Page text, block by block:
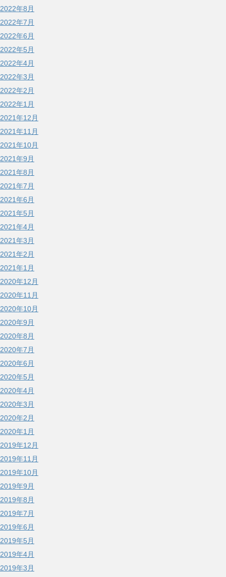
2022年8月
2022年7月
2022年6月
2022年5月
2022年4月
2022年3月
2022年2月
2022年1月
2021年12月
2021年11月
2021年10月
2021年9月
2021年8月
2021年7月
2021年6月
2021年5月
2021年4月
2021年3月
2021年2月
2021年1月
2020年12月
2020年11月
2020年10月
2020年9月
2020年8月
2020年7月
2020年6月
2020年5月
2020年4月
2020年3月
2020年2月
2020年1月
2019年12月
2019年11月
2019年10月
2019年9月
2019年8月
2019年7月
2019年6月
2019年5月
2019年4月
2019年3月